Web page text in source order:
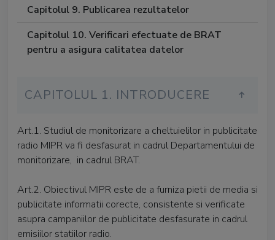
Capitolul 9. Publicarea rezultatelor
Capitolul 10. Verificari efectuate de BRAT
pentru a asigura calitatea datelor
CAPITOLUL 1. INTRODUCERE
Art.1. Studiul de monitorizare a cheltuielilor in publicitate
radio MIPR va fi desfasurat in cadrul Departamentului de
monitorizare, in cadrul BRAT.
Art.2. Obiectivul MIPR este de a furniza pietii de media si
publicitate informatii corecte, consistente si verificate
asupra campaniilor de publicitate desfasurate in cadrul
emisiilor statiilor radio.